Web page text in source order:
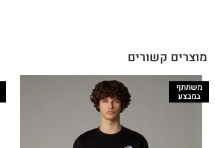
מוצרים קשורים
משתתף
במבצע